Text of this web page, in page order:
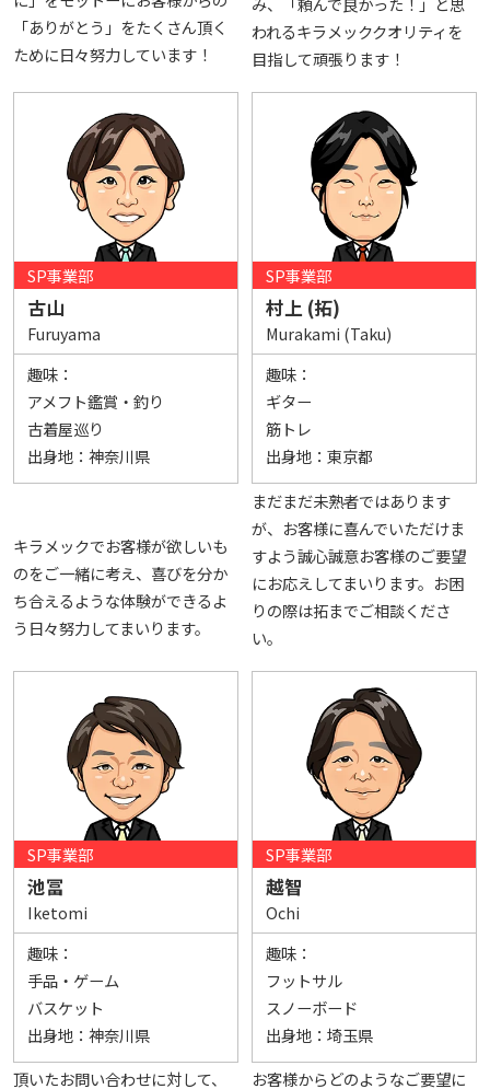
「ありがとう」をたくさん頂く
ために日々努力しています！
われるキラメッククオリティを
目指して頑張ります！
古山
Furuyama
SP事業部
趣味：
アメフト鑑賞・釣り
古着屋巡り
出身地：神奈川県
キラメックでお客様が欲しいも
のをご一緒に考え、喜びを分か
ち合えるような体験ができるよ
う日々努力してまいります。
村上 (拓)
Murakami (Taku)
SP事業部
趣味：
ギター
筋トレ
出身地：東京都
まだまだ未熟者ではあります
が、お客様に喜んでいただけま
すよう誠心誠意お客様のご要望
にお応えしてまいります。お困
りの際は拓までご相談くださ
い。
池冨
Iketomi
SP事業部
趣味：
手品・ゲーム
バスケット
出身地：神奈川県
頂いたお問い合わせに対して、
越智
Ochi
SP事業部
趣味：
フットサル
スノーボード
出身地：埼玉県
お客様からどのようなご要望に